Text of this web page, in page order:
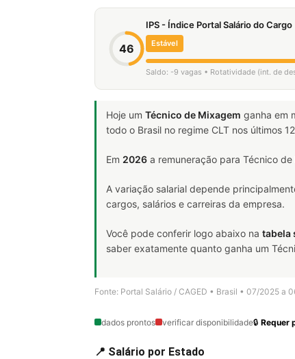
46
IPS - Índice Portal Salário do Cargo
Estável
Saldo: -9 vagas • Rotatividade (int. de
Hoje um Técnico de Mixagem ganha em
todo o Brasil no regime CLT nos últimos
Em 2026 a remuneração para Técnico
A variação salarial depende
cargos, salários e carreiras da empresa.
Você pode conferir logo abaixo na tabela
saber exatamente quanto ganha um
Fonte: Portal Salário / CAGED • Brasil • 07/2025 a
dados prontos verificar disponibilidade🔒 Requer
📍 Salário por Estado